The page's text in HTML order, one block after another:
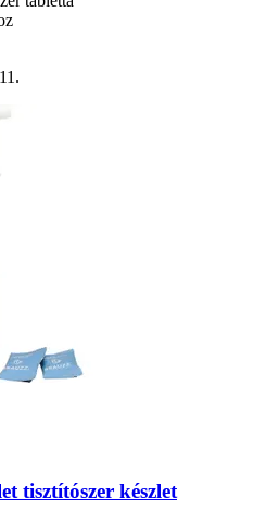
tisztítószer készlet